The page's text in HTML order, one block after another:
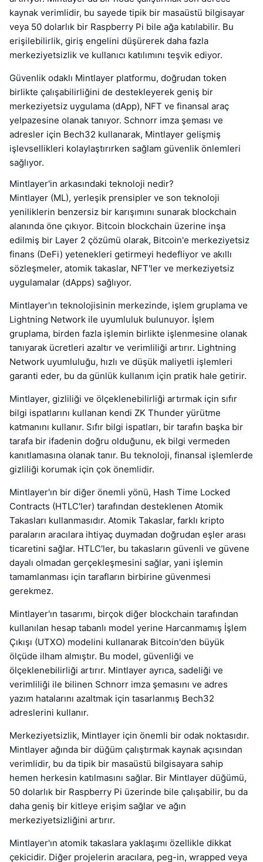
kaynak verimlidir, bu sayede tipik bir masaüstü bilgisayar
veya 50 dolarlık bir Raspberry Pi bile ağa katılabilir. Bu
erişilebilirlik, giriş engelini düşürerek daha fazla
merkeziyetsizlik ve kullanıcı katılımını teşvik ediyor.
Güvenlik odaklı Mintlayer platformu, doğrudan token
birlikte çalışabilirliğini de destekleyerek geniş bir
merkeziyetsiz uygulama (dApp), NFT ve finansal araç
yelpazesine olanak tanıyor. Schnorr imza şeması ve
adresler için Bech32 kullanarak, Mintlayer gelişmiş
işlevsellikleri kolaylaştırırken sağlam güvenlik önlemleri
sağlıyor.
Mintlayer'in arkasındaki teknoloji nedir?
Mintlayer (ML), yerleşik prensipler ve son teknoloji
yeniliklerin benzersiz bir karışımını sunarak blockchain
alanında öne çıkıyor. Bitcoin blockchain üzerine inşa
edilmiş bir Layer 2 çözümü olarak, Bitcoin'e merkeziyetsiz
finans (DeFi) yetenekleri getirmeyi hedefliyor ve akıllı
sözleşmeler, atomik takaslar, NFT'ler ve merkeziyetsiz
uygulamalar (dApps) sağlıyor.
Mintlayer'ın teknolojisinin merkezinde, işlem gruplama ve
Lightning Network ile uyumluluk bulunuyor. İşlem
gruplama, birden fazla işlemin birlikte işlenmesine olanak
tanıyarak ücretleri azaltır ve verimliliği artırır. Lightning
Network uyumluluğu, hızlı ve düşük maliyetli işlemleri
garanti eder, bu da günlük kullanım için pratik hale getirir.
Mintlayer, gizliliği ve ölçeklenebilirliği artırmak için sıfır
bilgi ispatlarını kullanan kendi ZK Thunder yürütme
katmanını kullanır. Sıfır bilgi ispatları, bir tarafın başka bir
tarafa bir ifadenin doğru olduğunu, ek bilgi vermeden
kanıtlamasına olanak tanır. Bu teknoloji, finansal işlemlerde
gizliliği korumak için çok önemlidir.
Mintlayer'ın bir diğer önemli yönü, Hash Time Locked
Contracts (HTLC'ler) tarafından desteklenen Atomik
Takasları kullanmasıdır. Atomik Takaslar, farklı kripto
paraların aracılara ihtiyaç duymadan doğrudan eşler arası
ticaretini sağlar. HTLC'ler, bu takasların güvenli ve güvene
dayalı olmadan gerçekleşmesini sağlar, yani işlemin
tamamlanması için tarafların birbirine güvenmesi
gerekmez.
Mintlayer'ın tasarımı, birçok diğer blockchain tarafından
kullanılan hesap tabanlı model yerine Harcanmamış İşlem
Çıkışı (UTXO) modelini kullanarak Bitcoin'den büyük
ölçüde ilham almıştır. Bu model, güvenliği ve
ölçeklenebilirliği artırır. Mintlayer ayrıca, sadeliği ve
verimliliği ile bilinen Schnorr imza şemasını ve adres
yazım hatalarını azaltmak için tasarlanmış Bech32
adreslerini kullanır.
Merkeziyetsizlik, Mintlayer için önemli bir odak noktasıdır.
Mintlayer ağında bir düğüm çalıştırmak kaynak açısından
verimlidir, bu da tipik bir masaüstü bilgisayara sahip
hemen herkesin katılmasını sağlar. Bir Mintlayer düğümü,
50 dolarlık bir Raspberry Pi üzerinde bile çalışabilir, bu da
daha geniş bir kitleye erişim sağlar ve ağın
merkeziyetsizliğini artırır.
Mintlayer'ın atomik takaslara yaklaşımı özellikle dikkat
çekicidir. Diğer projelerin aracılara, peg-in, wrapped veya